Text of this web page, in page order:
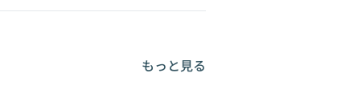
もっと見る